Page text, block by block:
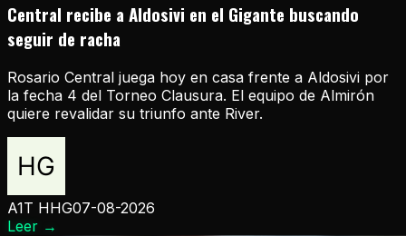
Central recibe a Aldosivi en el Gigante buscando
seguir de racha
Rosario Central juega hoy en casa frente a Aldosivi por
la fecha 4 del Torneo Clausura. El equipo de Almirón
quiere revalidar su triunfo ante River.
A1T HHG07-08-2026
Leer →